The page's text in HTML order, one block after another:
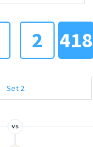
2 418
Set 2
VS